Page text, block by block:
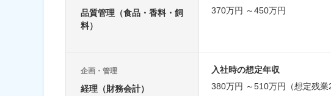
品質管理（食品・香料・飼
料）
370万円 ～450万円
企画・管理
経理（財務会計）
入社時の想定年収
380万円 ～510万円（想定残業